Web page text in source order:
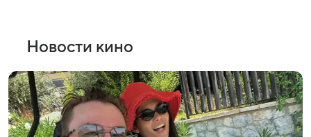
Новости кино